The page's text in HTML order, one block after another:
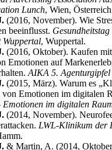
Lunch, Wien,
(2016, November). Wie
beeinflusst.
Wuppertal, Wuppertal.
(2016, Oktober). Kaufen
Emotionen auf
AIKA 5. A
(2015, März). Warum es
von Emotionen im digitalen
Emotionen im digitalen
(2014, November).
LWL-Klinikum der
.
& Martin, A. (2014,